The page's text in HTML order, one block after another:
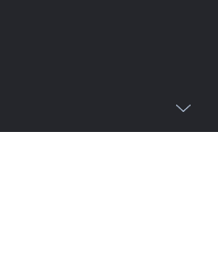
war sehr gut.
wieder!